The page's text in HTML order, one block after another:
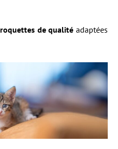
de qualité adaptées